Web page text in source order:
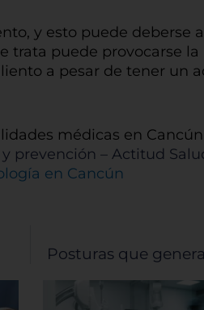
y esto puede deberse
puede provocarse
a pesar de tener un
médicas en Cancún
prevención – Actitud
Posturas que
en el sitio y los